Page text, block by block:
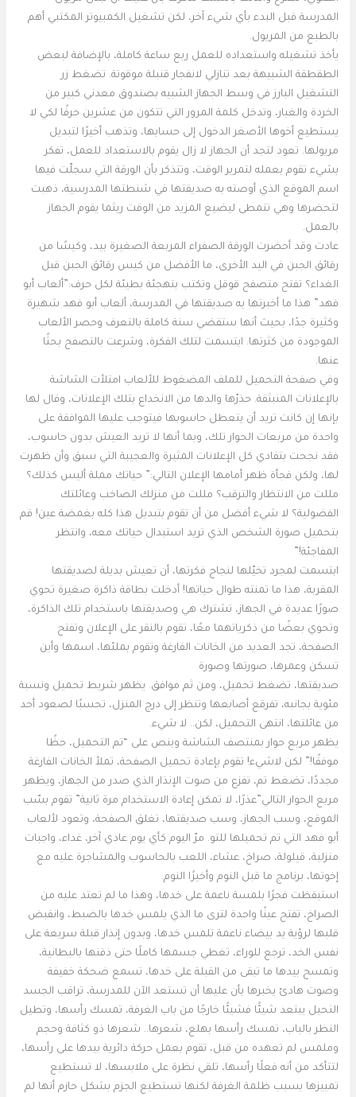
المدرسة قبل البدء بأي شيء آخر، لكن تشغيل الكمبيوتر المكتبي أهم
بالطبع من المريول.
يأخذ تشغيله واستعداده للعمل ربع ساعة كاملة، بالإضافة لبعض
الطقطقة الشبيهة بعد تنازلي لانفجار قنبلة موقوتة. تضغط زر
التشغيل البارز في وسط الجهاز الشبيه بصندوق معدني كبير من
الخردة والغبار، وتدخل كلمة المرور التي تتكون من عشرين حرفًا لكي لا
يستطيع أخوها الأصغر الدخول إلى حسابها، وتذهب أخيرًا لتبديل
مريولها. تعود لتجد أن الجهاز لا زال يقوم بالاستعداد للعمل، تفكر
بشيء تقوم بعمله لتمرير الوقت، وتتذكر بأن الورقة التي سجلّت فيها
اسم الموقع الذي أوصته به صديقتها في شنطتها المدرسية، ذهبت
لتحضرها وهي تتمطى ليضيع المزيد من الوقت ريثما يقوم الجهاز
بالعمل.
عادت وقد أحضرت الورقة الصفراء المربعة الصغيرة بيد، وكيسًا من
رقائق الجبن في اليد الأخرى، ما الأفضل من كيس رقائق الجبن قبل
الغداء؟ تفتح متصفح قوقل وتكتب بتهجئة بطيئة لكل حرف:”ألعاب أبو
فهد” هذا ما أخبرتها به صديقتها في المدرسة، ألعاب أبو فهد شهيرة
وكثيرة جدًا، بحيث أنها ستقضي سنة كاملة بالتعرف وحصر الألعاب
الموجودة من كثرتها. ابتسمت لتلك الفكرة، وشرعت بالتصفح بحثًا
عنها.
وفي صفحة التحميل للملف المضغوط للألعاب امتلأت الشاشة
بالإعلانات المنبثقة. حذرّها والدها من الانخداع بتلك الإعلانات، وقال لها
بإنها إن كانت تريد أن يتعطل حاسوبها فيتوجب عليها الموافقة على
واحدة من مربعات الحوار تلك، وبما أنها لا تريد العيش بدون حاسوب،
فقد نجحت بتفادي كل الإعلانات المثيرة والعجيبة التي سبق وأن ظهرت
لها، ولكن فجأة ظهر أمامها الإعلان التالي:” حياتك مملة أليس كذلك؟
مللت من الانتظار والترقب؟ مللت من منزلك الصاخب وعائلتك
الفضولية؟ لا شيء أفضل من أن تقوم بتبديل هذا كله بغمضة عين! قم
بتحميل صورة الشخص الذي تريد استبدال حياتك معه، وانتظر
المفاجئة!”
ابتسمت لمجرد تخيّلها لنجاح فكرتها، أن تعيش بديلة لصديقتها
المقربة، هذا ما تمنته طوال حياتها! أدخلت بطاقة ذاكرة صغيرة تحوي
صورًا عديدة في الجهاز، تشترك هي وصديقتها باستخدام تلك الذاكرة،
وتحوي بعضًا من ذكرياتهما معًا، تقوم بالنقر على الإعلان وتفتح
الصفحة، تجد العديد من الخانات الفارغة وتقوم بملئها، اسمها وأين
تسكن وعمرها، صورتها وصورة
صديقتها، تضغط تحميل، ومن ثم موافق. يظهر شريط تحميل ونسبة
مئوية بجانبه، تفرقع أصابعها وتنظر إلى درج المنزل، تحسبًا لصعود أحد
من عائلتها، انتهى التحميل، لكن.. لا شيء.
يظهر مربع حوار بمنتصف الشاشة وينص على “تم التحميل، حظًا
موفقًا!” لكن لاشيء! تقوم بإعادة تحميل الصفحة، تملأ الخانات الفارغة
مجددًا، تضغط تم، تفزع من صوت الإنذار الذي صدر من الجهاز، ويظهر
مربع الحوار التالي”عذرًا، لا تمكن إعادة الاستخدام مرة ثانية” تقوم بسّب
الموقع، وسب الجهاز، وسب صديقتها، تغلق الصفحة، وتعود لألعاب
أبو فهد التي تم تحميلها للتو. مرّ اليوم كأي يوم عادي آخر، غداء، واجبات
منزلية، قيلولة، صراخ، عشاء، اللعب بالحاسوب والمشاجرة عليه مع
إخوتها، برنامج ما قبل النوم وأخيرًا النوم.
استيقظت فجرًا بلمسة ناعمة على خدها، وهذا ما لم تعتد عليه من
الصراخ، تفتح عينًا واحدة لترى ما الذي يلمس خدها بالضبط، وانقبض
قلبها لرؤية يد بيضاء ناعمة تلمس خدها، وبدون إنذار قبلة سريعة على
نفس الخد، ترجع للوراء، تغطي جسمها كاملًا حتى ذقنها بالبطانية،
وتمسح بيدها ما تبقى من القبلة على خدها، تسمع ضحكة خفيفة
وصوت هادئ يخبرها بأن عليها أن تستعد الآن للمدرسة، تراقب الجسد
النحيل يبتعد شيئًا فشيئًا خارجًا من باب الغرفة، تمسك رأسها، وتطيل
النظر بالباب، تمسك رأسها بهلع، شعرها.. شعرها ذو كثافة وحجم
وملمس لم تعهده من قبل، تقوم بعمل حركة دائرية بيدها على رأسها،
لتتأكد من أنه فعلًا رأسها، تلقي نظرة على ملابسها، لا تستطيع
تمييزها بسبب ظلمة الغرفة لكنها تستطيع الجزم بشكل حازم أنها لم